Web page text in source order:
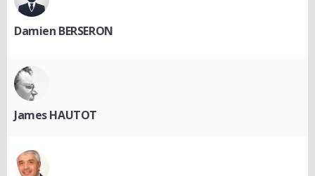
Damien BERSERON
James HAUTOT